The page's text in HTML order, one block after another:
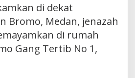
di dekat
Bromo, Medan, jenazah
di rumah
Gang Tertib No 1,